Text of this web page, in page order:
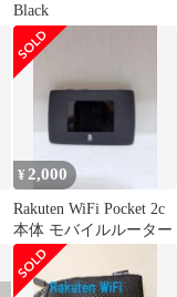
Black
¥ 2,000
Rakuten WiFi Pocket 2c
本体 モバイルルーター